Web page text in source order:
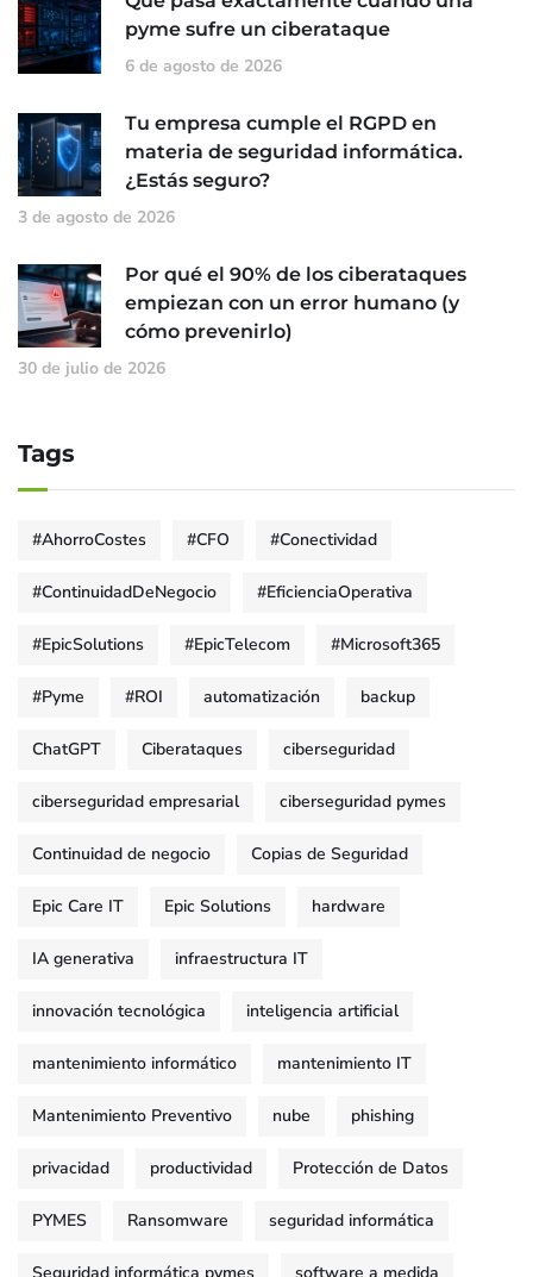
pyme sufre un ciberataque
6 de agosto de 2026
Tu empresa cumple el RGPD en
materia de seguridad informática.
¿Estás seguro?
3 de agosto de 2026
Por qué el 90% de los ciberataques
empiezan con un error humano (y
cómo prevenirlo)
30 de julio de 2026
Tags
#AhorroCostes #CFO #Conectividad
#ContinuidadDeNegocio #EficienciaOperativa
#EpicSolutions #EpicTelecom #Microsoft365
#Pyme #ROI automatización backup
ChatGPT Ciberataques ciberseguridad
ciberseguridad empresarial ciberseguridad pymes
Continuidad de negocio Copias de Seguridad
Epic Care IT Epic Solutions hardware
IA generativa infraestructura IT
innovación tecnológica inteligencia artificial
mantenimiento informático mantenimiento IT
Mantenimiento Preventivo nube phishing
privacidad productividad Protección de Datos
PYMES Ransomware seguridad informática